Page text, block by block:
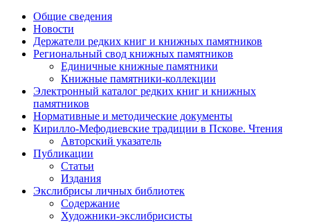
Общие сведения
Новости
Держатели редких книг и книжных памятников
Региональный свод книжных памятников
Единичные книжные памятники
Книжные памятники-коллекции
Электронный каталог редких книг и книжных
памятников
Нормативные и методические документы
Кирилло-Мефодиевские традиции в Пскове. Чтения
Авторский указатель
Публикации
Статьи
Издания
Экслибрисы личных библиотек
Содержание
Художники-экслибрисисты